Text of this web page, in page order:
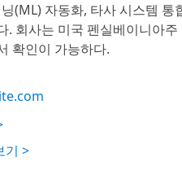
(ML) 자동화, 타사 시스템
. 회사는 미국 펜실베이니아
확인이 가능하다.
기 >